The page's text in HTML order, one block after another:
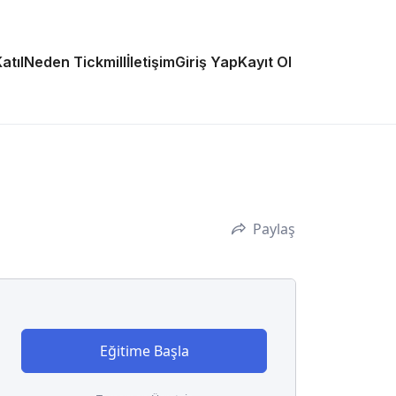
Neden TickmillİletişimGiriş YapKayıt Ol
Paylaş
Eğitime Başla